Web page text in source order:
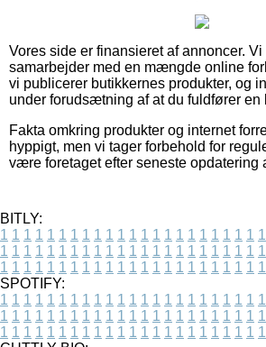
Vores side er finansieret af annoncer.
samarbejder med en mængde online
vi publicerer butikkernes produkter, og
under forudsætning af at du fuldfører en
Fakta omkring produkter og internet
hyppigt, men vi tager forbehold for
være foretaget efter seneste opdatering
BITLY:
1 1 1 1 1 1 1 1 1 1 1 1 1 1 1 1 1 1 1 1 1 1 1
1 1 1 1 1 1 1 1 1 1 1 1 1 1 1 1 1 1 1 1 1 1 1
1 1 1 1 1 1 1 1 1 1 1 1 1 1 1 1 1 1 1 1 1 1 1
SPOTIFY:
1 1 1 1 1 1 1 1 1 1 1 1 1 1 1 1 1 1 1 1 1 1 1
1 1 1 1 1 1 1 1 1 1 1 1 1 1 1 1 1 1 1 1 1 1 1
1 1 1 1 1 1 1 1 1 1 1 1 1 1 1 1 1 1 1 1 1 1 1